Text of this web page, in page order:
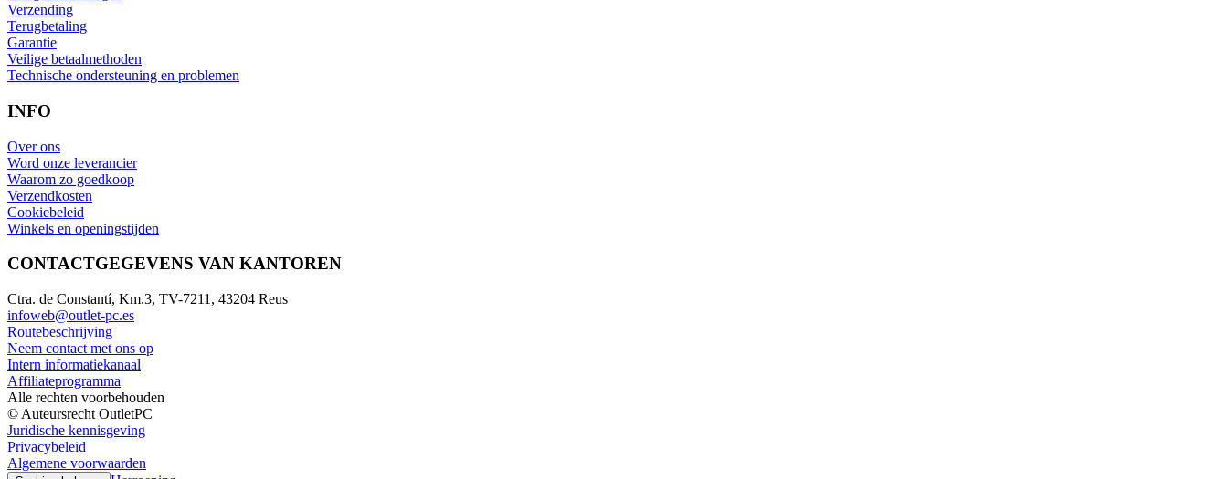
Verzending
Terugbetaling
Garantie
Veilige betaalmethoden
Technische ondersteuning en problemen
INFO
Over ons
Word onze leverancier
Waarom zo goedkoop
Verzendkosten
Cookiebeleid
Winkels en openingstijden
CONTACTGEGEVENS VAN KANTOREN
Ctra. de Constantí, Km.3, TV-7211, 43204 Reus
infoweb@outlet-pc.es
Routebeschrijving
Neem contact met ons op
Intern informatiekanaal
Affiliateprogramma
Alle rechten voorbehouden
© Auteursrecht OutletPC
Juridische kennisgeving
Privacybeleid
Algemene voorwaarden